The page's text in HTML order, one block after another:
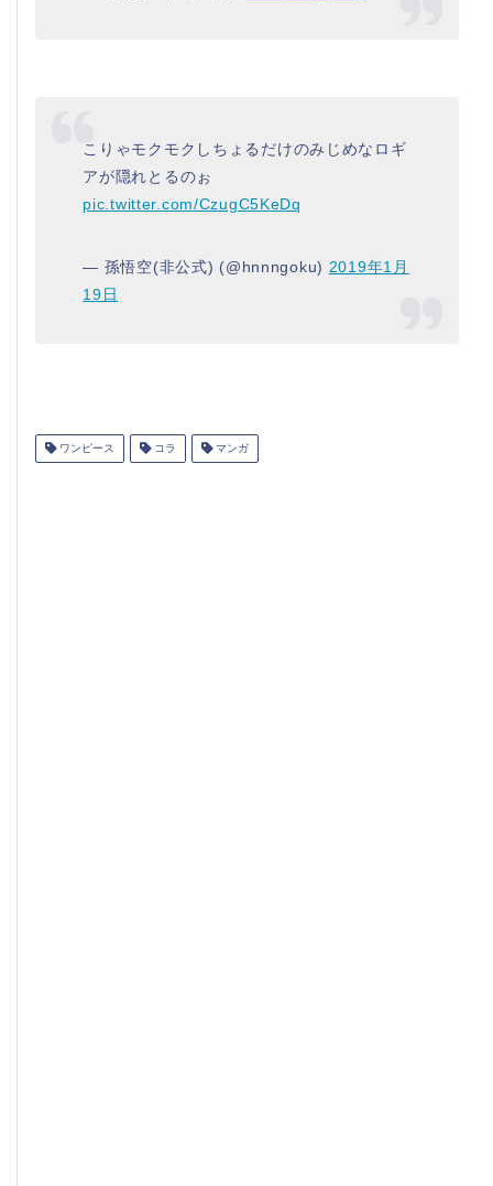
こりゃモクモクしちょるだけのみじめなロギ
アが隠れとるのぉ
pic.twitter.com/CzugC5KeDq
— 孫悟空(非公式) (@hnnngoku) 2019年1月
19日
ワンピース コラ マンガ